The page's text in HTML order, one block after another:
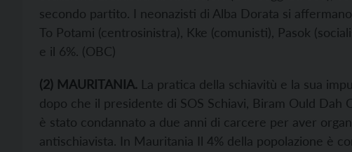
secondo partito. I neonazisti di Alba Dorata si
To Potami (centrosinistra), Kke (comunisti), Pasok
e il 6%. (OBC)
(2) MAURITANIA. La pratica della schiavitù e la sua
dopo che il presidente di SOS Schiavi, Biram Ould Dah
è stato condannato a due anni di carcere per aver
antischiavista. In Mauritania Il 4% della popolazione è